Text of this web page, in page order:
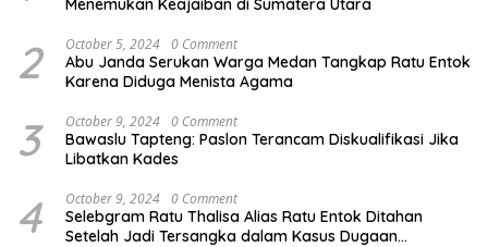
Menemukan Keajaiban di Sumatera Utara
2 October 5, 2024 0 Comment
Abu Janda Serukan Warga Medan Tangkap Ratu Entok
Karena Diduga Menista Agama
3 October 9, 2024 0 Comment
Bawaslu Tapteng: Paslon Terancam Diskualifikasi Jika
Libatkan Kades
4 October 9, 2024 0 Comment
Selebgram Ratu Thalisa Alias Ratu Entok Ditahan
Setelah Jadi Tersangka dalam Kasus Dugaan